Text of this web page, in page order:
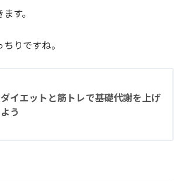
す。
りですね。
ダイエットと筋トレで基礎代謝を上げ
よう